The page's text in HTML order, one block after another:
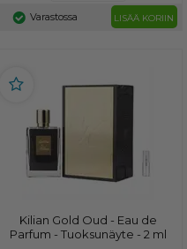
Varastossa LISÄÄ KORIIN
Kilian Gold Oud - Eau de
Parfum - Tuoksunäyte - 2 ml